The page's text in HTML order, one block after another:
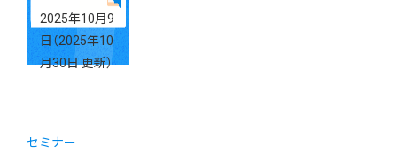
2025年10月9
日（2025年10
月30日 更新）
セミナー